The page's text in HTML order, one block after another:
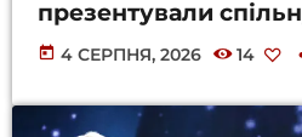
презентували
today 4 СЕРПНЯ, 2026 14